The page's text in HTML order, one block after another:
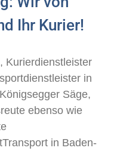
Ihr Kurier!
Kurierdienstleister
in
Säge,
ebenso wie
in Baden-